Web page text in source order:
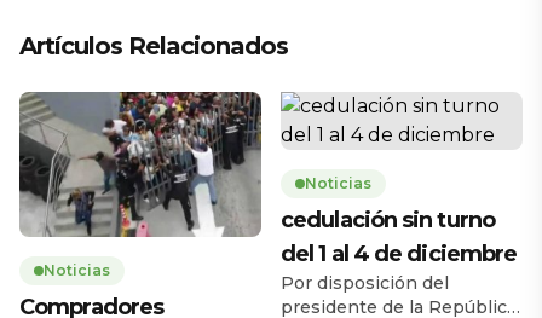
Artículos Relacionados
Noticias
Compradores
Noticias
cedulación sin turno
del 1 al 4 de diciembre
Por disposición del
presidente de la República,